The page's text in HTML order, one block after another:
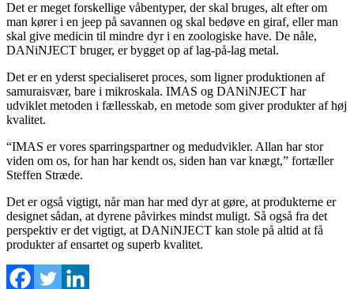
Det er meget forskellige våbentyper, der skal bruges, alt efter om
man kører i en jeep på savannen og skal bedøve en giraf, eller man
skal give medicin til mindre dyr i en zoologiske have. De nåle,
DANiNJECT bruger, er bygget op af lag-på-lag metal.
Det er en yderst specialiseret proces, som ligner produktionen af
samuraisvær, bare i mikroskala. IMAS og DANiNJECT har
udviklet metoden i fællesskab, en metode som giver produkter af høj
kvalitet.
“IMAS er vores sparringspartner og medudvikler. Allan har stor
viden om os, for han har kendt os, siden han var knægt,” fortæller
Steffen Stræde.
Det er også vigtigt, når man har med dyr at gøre, at produkterne er
designet sådan, at dyrene påvirkes mindst muligt. Så også fra det
perspektiv er det vigtigt, at DANiNJECT kan stole på altid at få
produkter af ensartet og superb kvalitet.